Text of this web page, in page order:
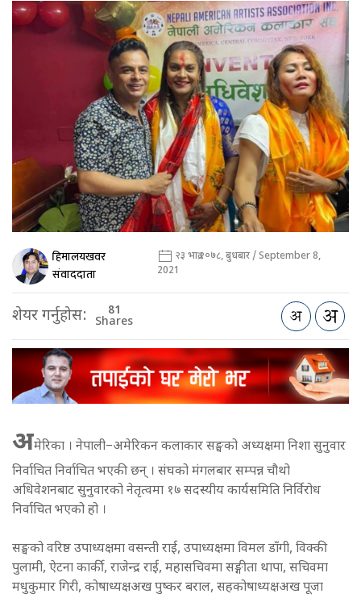
हिमालयखवर
संवाददाता
२३ भाद्र २०७८, बुधबार / September 8,
2021
शेयर गर्नुहोस: 81
Shares
अमेरिका । नेपाली–अमेरिकन कलाकार सङ्घको अध्यक्षमा निशा सुनुवार
निर्वाचित निर्वाचित भएकी छन् । संघको मंगलबार सम्पन्न चौथो
अधिवेशनबाट सुनुवारको नेतृत्वमा १७ सदस्यीय कार्यसमिति निर्विरोध
निर्वाचित भएको हो ।
सङ्घको वरिष्ठ उपाध्यक्षमा वसन्ती राई, उपाध्यक्षमा विमल डाँगी, विक्की
पुलामी, ऐटना कार्की, राजेन्द्र राई, महासचिवमा सङ्गीता थापा, सचिवमा
मधुकुमार गिरी, कोषाध्यक्षअख पुष्कर बराल, सहकोषाध्यक्षअख पूजा